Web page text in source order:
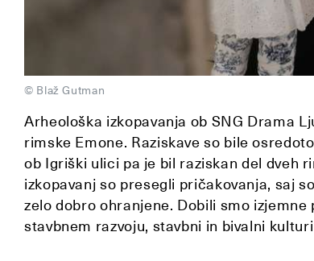
© Blaž Gutman
Arheološka izkopavanja ob SNG Drama
rimske Emone. Raziskave so bile
ob Igriški ulici pa je bil raziskan del dveh
izkopavanj so presegli pričakovanja, saj
zelo dobro ohranjene. Dobili smo
stavbnem razvoju, stavbni in bivalni